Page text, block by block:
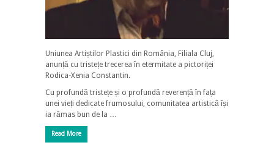
Uniunea Artiștilor Plastici din România, Filiala Cluj,
anunță cu tristețe trecerea în etermitate a pictoriței
Rodica-Xenia Constantin.
Cu profundă tristețe și o profundă reverență în fața
unei vieți dedicate frumosului, comunitatea artistică își
ia rămas bun de la …
Read More